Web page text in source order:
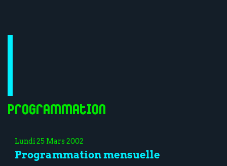
Programmation
Lundi 25 Mars 2002
Programmation mensuelle